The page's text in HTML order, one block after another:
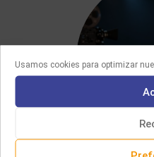
Usamos cookies para optimizar